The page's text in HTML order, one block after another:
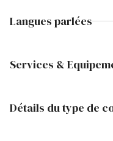
Langues parlées
Services &
Détails du type de